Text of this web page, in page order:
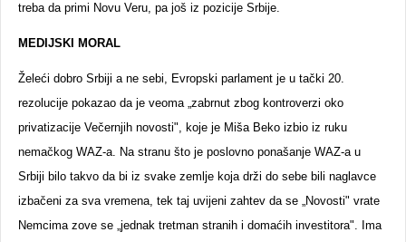
treba da primi Novu Veru, pa još iz pozicije Srbije.
MEDIJSKI MORAL
Želeći dobro Srbiji a ne sebi, Evropski parlament je u tački 20.
rezolucije pokazao da je veoma „zabrnut zbog kontroverzi oko
privatizacije Večernjih novosti", koje je Miša Beko izbio iz ruku
nemačkog WAZ-a. Na stranu što je poslovno ponašanje WAZ-a u
Srbiji bilo takvo da bi iz svake zemlje koja drži do sebe bili naglavce
izbačeni za sva vremena, tek taj uvijeni zahtev da se „Novosti" vrate
Nemcima zove se „jednak tretman stranih i domaćih investitora". Ima